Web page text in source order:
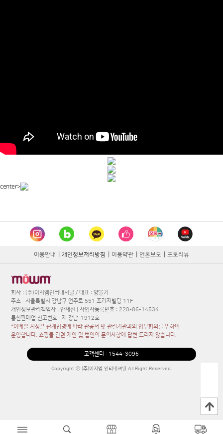
center>
이용안내 개인정보처리방침 이용약관 언론보도 포토리뷰
회사 : (주)이지엠인터내셔널 / 대표 : 양을기
주소 : 서울특별시 강남구 언주로 551 프라자빌딩 11F
개인정보관리책임자 : 안재진 | 사업자등록번호 : 220-86-14534
통신판매업 신고번호 : 제 강남-1912호
*이메일 계정은 관계법령에 따라 관공서 및 관련기관과의 업무협의를 위하여
운영합니다. 쇼핑몰 관련 개인 및 법인의 문의사항에 답변 드리지 않습니다.
고객센터 : 1544-3096
Copyright ⓒ (주)이지엠 인터내셔널 All Right Reserved.